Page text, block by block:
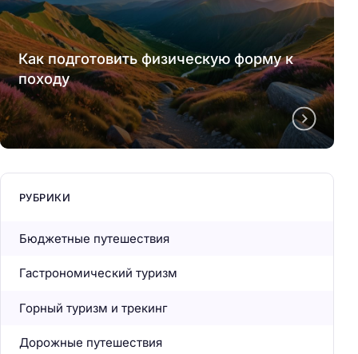
Как подготовить физическую форму к
походу
РУБРИКИ
Бюджетные путешествия
Гастрономический туризм
Горный туризм и трекинг
Дорожные путешествия